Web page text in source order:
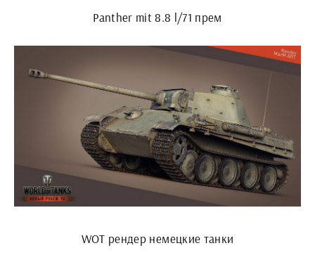
Panther mit 8.8 l/71 прем
WOT рендер немецкие танки